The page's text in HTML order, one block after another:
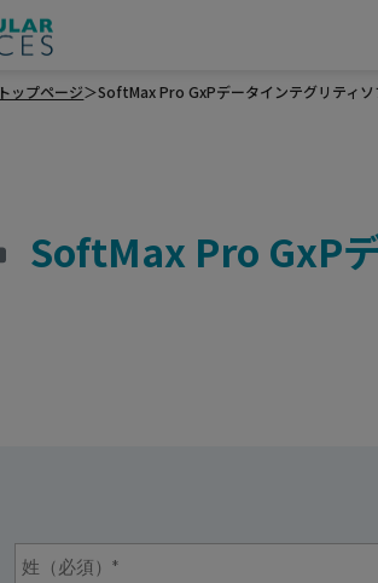
トップページ＞SoftMax Pro GxPデータインテグリティ
SoftMax Pro GxP